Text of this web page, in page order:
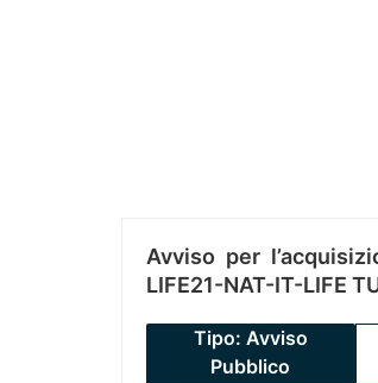
Avviso per
LIFE21-NAT-IT-LIFE
Tipo: Avviso
Pubblico